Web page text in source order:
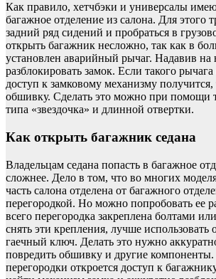
Как правило, хетчбэки и универсалы
багажное отделение из салона. Для этого
задний ряд сидений и пробраться в
открыть багажник несложно, так как в
установлен аварийный рычаг. Надавив
разблокировать замок. Если такого
доступ к замковому механизму получится,
обшивку. Сделать это можно при помощи
типа «звездочка» и длинной отвертки.
Как открыть багажник седана
Владельцам седана попасть в багажное
сложнее. Дело в том, что во многих
часть салона отделена от багажного
перегородкой. Но можно попробовать ее
всего перегородка закреплена болтами
снять эти крепления, лучше использовать
гаечный ключ. Делать это нужно
повредить обшивку и другие компоненты.
перегородки откроется доступ к